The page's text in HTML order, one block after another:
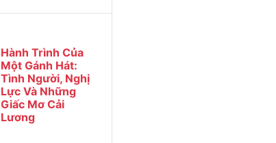
Hành Trình Của
Một Gánh Hát:
Tình Người, Nghị
Lực Và Những
Giấc Mơ Cải
Lương